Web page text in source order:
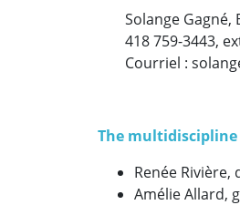
Solange
418 759-3443,
Courriel :
The
Renée
Amélie Allard,